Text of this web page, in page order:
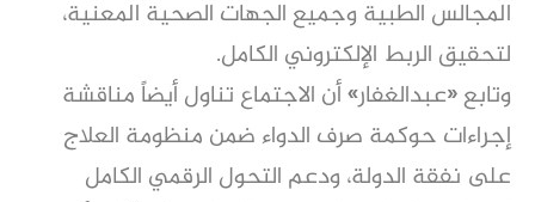
المجالس الطبية وجميع الجهات الصحية المعنية،
لتحقيق الربط الإلكتروني الكامل.
وتابع «عبدالغفار» أن الاجتماع تناول أيضاً مناقشة
إجراءات حوكمة صرف الدواء ضمن منظومة العلاج
على نفقة الدولة، ودعم التحول الرقمي الكامل